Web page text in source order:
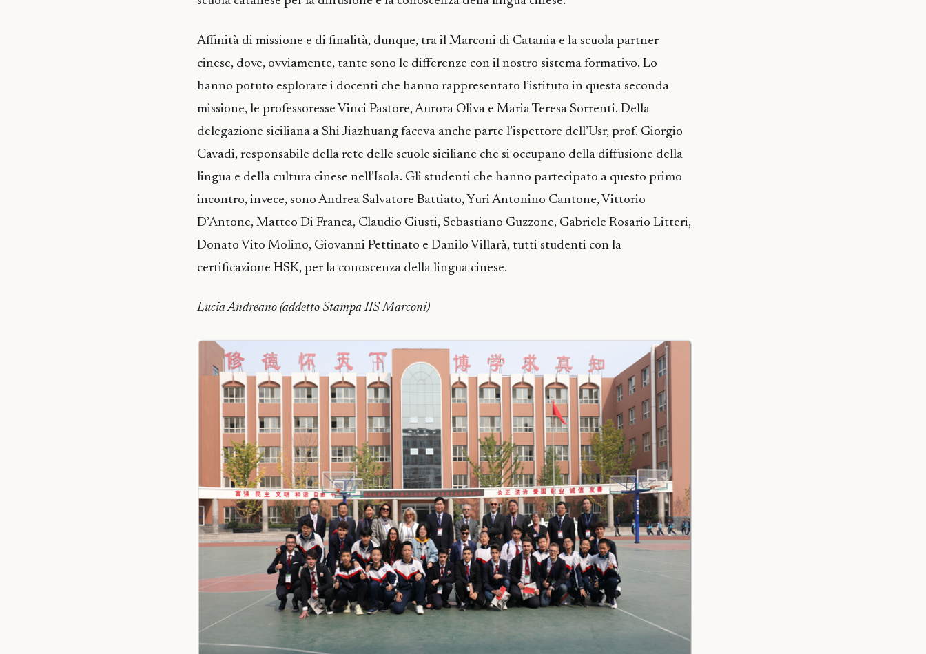
Affinità di missione e di finalità, dunque, tra il Marconi di Catania e la scuola partner
cinese, dove, ovviamente, tante sono le differenze con il nostro sistema formativo. Lo
hanno potuto esplorare i docenti che hanno rappresentato l’istituto in questa seconda
missione, le professoresse Vinci Pastore, Aurora Oliva e Maria Teresa Sorrenti. Della
delegazione siciliana a Shi Jiazhuang faceva anche parte l’ispettore dell’Usr, prof. Giorgio
Cavadi, responsabile della rete delle scuole siciliane che si occupano della diffusione della
lingua e della cultura cinese nell’Isola. Gli studenti che hanno partecipato a questo primo
incontro, invece, sono Andrea Salvatore Battiato, Yuri Antonino Cantone, Vittorio
D’Antone, Matteo Di Franca, Claudio Giusti, Sebastiano Guzzone, Gabriele Rosario Litteri,
Donato Vito Molino, Giovanni Pettinato e Danilo Villarà, tutti studenti con la
certificazione HSK, per la conoscenza della lingua cinese.
Lucia Andreano (addetto Stampa IIS Marconi)